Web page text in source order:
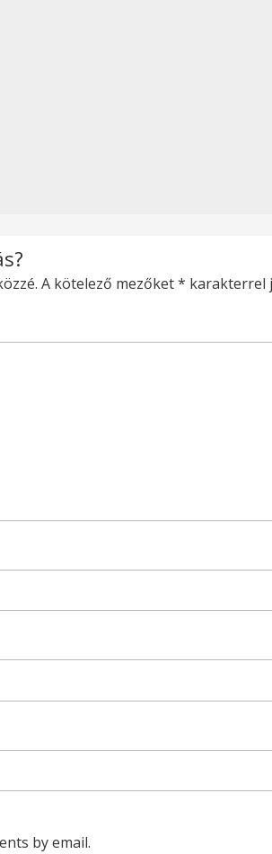
A kötelező mezőket* karakterrel
by email.